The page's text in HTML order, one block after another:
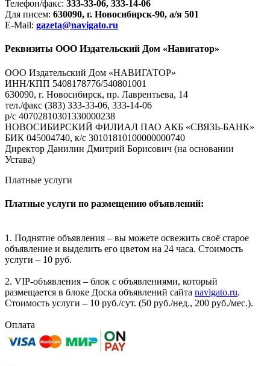
Телефон/факс: 333-33-06, 333-14-06
Для писем: 630090, г. Новосибирск-90, а/я 501
E-Mail: gazeta@navigato.ru
Реквизиты ООО Издательский Дом «Навигатор»
ООО Издательский Дом «НАВИГАТОР»
ИНН/КПП 5408178776/540801001
630090, г. Новосибирск, пр. Лаврентьева, 14
тел./факс (383) 333-33-06, 333-14-06
р/с 40702810301330000238
НОВОСИБИРСКИЙ ФИЛИАЛ ПАО АКБ «СВЯЗЬ-БАНК»
БИК 045004740, к/с 30101810100000000740
Директор Данилин Дмитрий Борисович (на основании
Устава)
Платные услуги
Платные услуги по размещению объявлений:
1. Поднятие объявления – вы можете освежить своё старое
объявление и выделить его цветом на 24 часа. Стоимость
услуги – 10 руб.
2. VIP-объявления – блок с объявлениями, который
размещается в блоке Доска объявлений сайта navigato.ru.
Стоимость услуги – 10 руб./сут. (50 руб./нед., 200 руб./мес.).
Оплата